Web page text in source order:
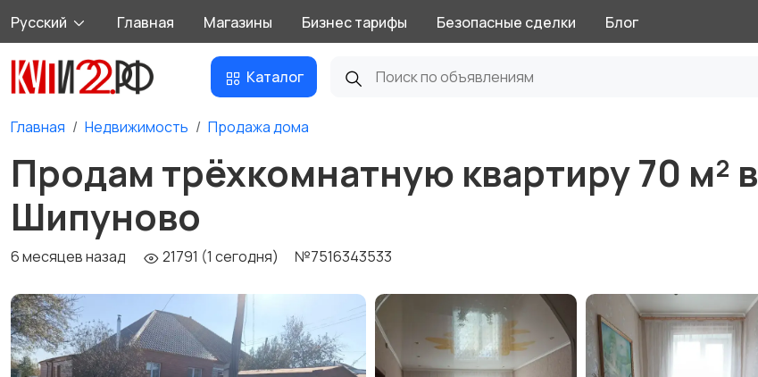
Русский Главная Магазины Бизнес тарифы Безопасные сделки Блог
Каталог
Главная Недвижимость Продажа дома
Продам трёхкомнатную квартиру 70 м² в
Шипуново
6 месяцев назад 21791 (1 сегодня) №7516343533